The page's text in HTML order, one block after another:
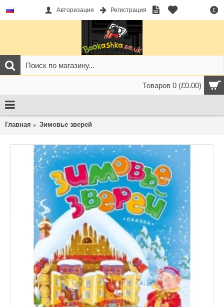
£
Авторизация Регистрация
Товаров 0 (£0.00)
Главная Зимовье зверей